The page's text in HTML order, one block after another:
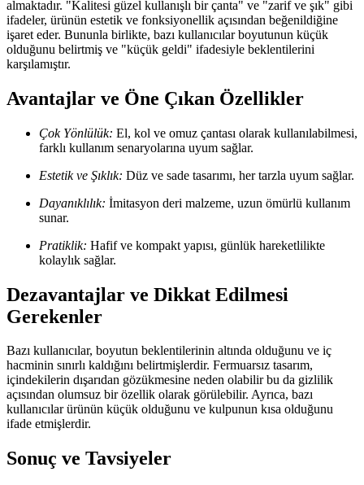
almaktadır. "Kalitesi güzel kullanışlı bir çanta" ve "zarif ve şık" gibi
ifadeler, ürünün estetik ve fonksiyonellik açısından beğenildiğine
işaret eder. Bununla birlikte, bazı kullanıcılar boyutunun küçük
olduğunu belirtmiş ve "küçük geldi" ifadesiyle beklentilerini
karşılamıştır.
Avantajlar ve Öne Çıkan Özellikler
Çok Yönlülük: El, kol ve omuz çantası olarak kullanılabilmesi,
farklı kullanım senaryolarına uyum sağlar.
Estetik ve Şıklık: Düz ve sade tasarımı, her tarzla uyum sağlar.
Dayanıklılık: İmitasyon deri malzeme, uzun ömürlü kullanım
sunar.
Pratiklik: Hafif ve kompakt yapısı, günlük hareketlilikte
kolaylık sağlar.
Dezavantajlar ve Dikkat Edilmesi
Gerekenler
Bazı kullanıcılar, boyutun beklentilerinin altında olduğunu ve iç
hacminin sınırlı kaldığını belirtmişlerdir. Fermuarsız tasarım,
içindekilerin dışarıdan gözükmesine neden olabilir bu da gizlilik
açısından olumsuz bir özellik olarak görülebilir. Ayrıca, bazı
kullanıcılar ürünün küçük olduğunu ve kulpunun kısa olduğunu
ifade etmişlerdir.
Sonuç ve Tavsiyeler